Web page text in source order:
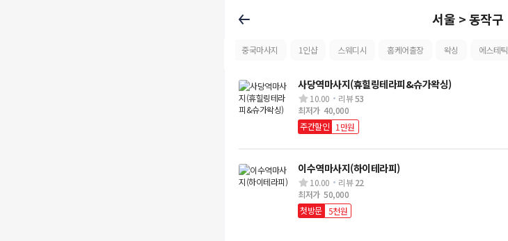
중국마사지 1인샵 스웨디시 홈케어출장 왁싱 에스테틱
서울 > 동작구
사당역마사지(휴힐링테라피&슈가왁싱)
10.00
리뷰53
최저가 40,000
주간할인 1만원
이수역마사지(하이테라피)
10.00
리뷰22
최저가 50,000
첫방문 5천원